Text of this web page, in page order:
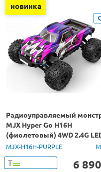
новинка
Радиоуправляемый
MJX Hyper Go H16H
(фиолетовый) 4WD 2.4G
GPS 1/16 RTR
MJX-H16H-PURPLE
Т 6 890